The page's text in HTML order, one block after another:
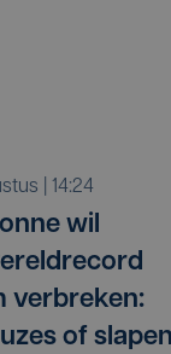
| 14:24
wil
verbreken:
of